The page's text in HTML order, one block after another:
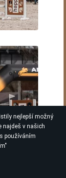
nejlepší možný
najdeš v našich
používáním